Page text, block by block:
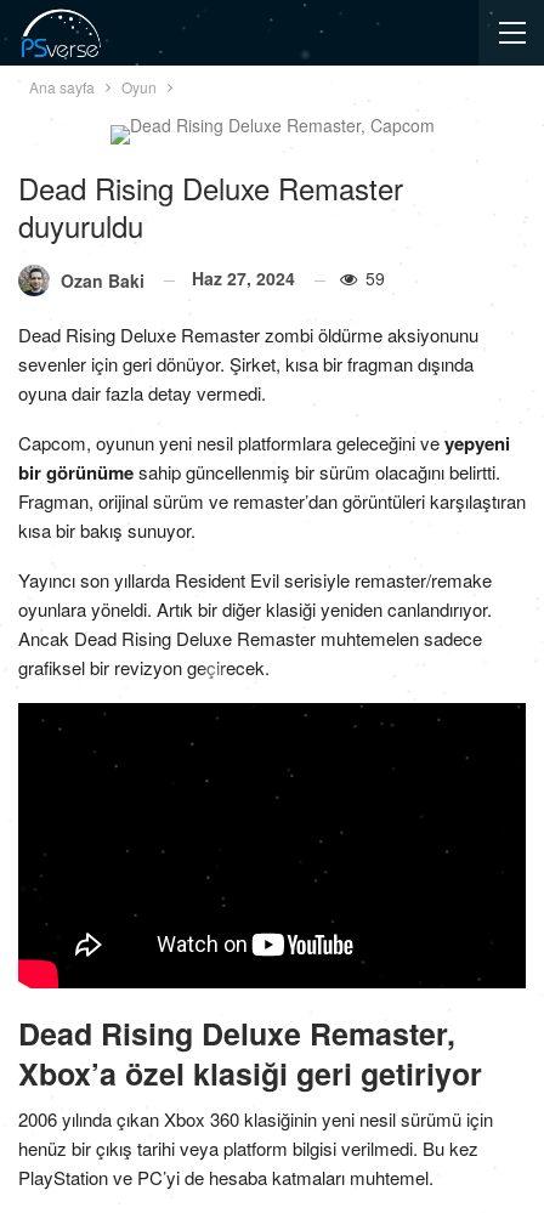
Ana sayfa Oyun
Dead Rising Deluxe Remaster
duyuruldu
Ozan Baki Haz 27, 2024 59
Dead Rising Deluxe Remaster zombi öldürme aksiyonunu
sevenler için geri dönüyor. Şirket, kısa bir fragman dışında
oyuna dair fazla detay vermedi.
Capcom, oyunun yeni nesil platformlara geleceğini veyepyeni
bir görünümesahip güncellenmiş bir sürüm olacağını belirtti.
Fragman, orijinal sürüm ve remaster’dan görüntüleri karşılaştıran
kısa bir bakış sunuyor.
Yayıncı son yıllarda Resident Evil serisiyle remaster/remake
oyunlara yöneldi. Artık bir diğer klasiği yeniden canlandırıyor.
Ancak Dead Rising Deluxe Remaster muhtemelen sadece
grafiksel bir revizyon geçirecek.
Dead Rising Deluxe Remaster,
Xbox’a özel klasiği geri getiriyor
2006 yılında çıkan Xbox 360 klasiğinin yeni nesil sürümü için
henüz bir çıkış tarihi veya platform bilgisi verilmedi. Bu kez
PlayStation ve PC’yi de hesaba katmaları muhtemel.